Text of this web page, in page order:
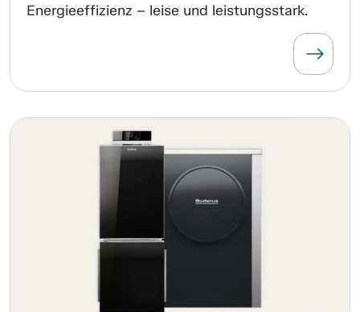
Energieeffizienz – leise und leistungsstark.